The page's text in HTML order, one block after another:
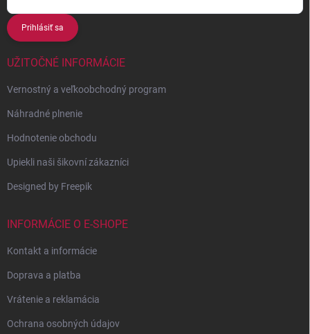
Prihlásiť sa
UŽITOČNÉ INFORMÁCIE
Vernostný a veľkoobchodný program
Náhradné plnenie
Hodnotenie obchodu
Upiekli naši šikovní zákazníci
Designed by Freepik
INFORMÁCIE O E-SHOPE
Kontakt a informácie
Doprava a platba
Vrátenie a reklamácia
Ochrana osobných údajov